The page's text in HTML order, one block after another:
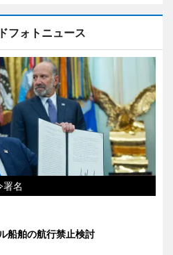
フォトニュース
署名
船舶の航行禁止検討